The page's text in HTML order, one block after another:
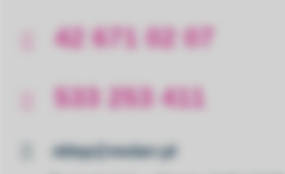
42 671 02 07
533 253 411
sklep@molarr.pl